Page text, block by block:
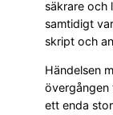
säkrare och
samtidigt
skript och
Händelsen
övergången
ett enda